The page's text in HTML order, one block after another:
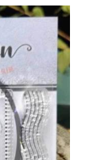
Nullstill
Trykk ENTER for å søke